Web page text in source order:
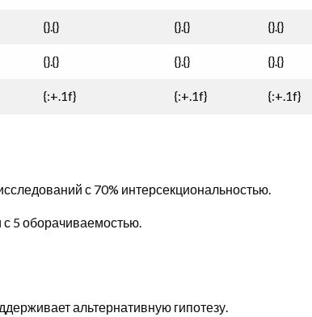
{}.{} {}.{} {}.{}
{}.{} {}.{} {}.{}
{:+.1f} {:+.1f} {:+.1f}
с 70% интерсекциональностью.
с 5 оборачиваемостью.
альтернативную гипотезу.